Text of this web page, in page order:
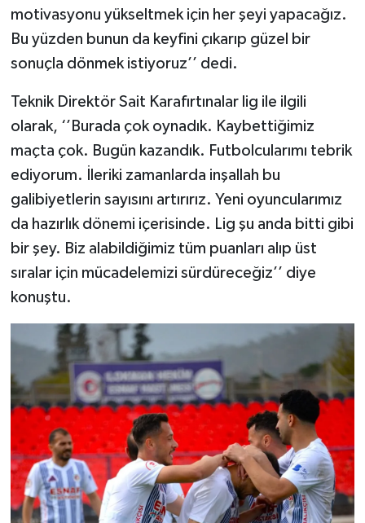
motivasyonu yükseltmek için her şeyi yapacağız.
Bu yüzden bunun da keyfini çıkarıp güzel bir
sonuçla dönmek istiyoruz’’ dedi.
Teknik Direktör Sait Karafırtınalar lig ile ilgili
olarak, ‘’Burada çok oynadık. Kaybettiğimiz
maçta çok. Bugün kazandık. Futbolcularımı tebrik
ediyorum. İleriki zamanlarda inşallah bu
galibiyetlerin sayısını artırırız. Yeni oyuncularımız
da hazırlık dönemi içerisinde. Lig şu anda bitti gibi
bir şey. Biz alabildiğimiz tüm puanları alıp üst
sıralar için mücadelemizi sürdüreceğiz’’ diye
konuştu.